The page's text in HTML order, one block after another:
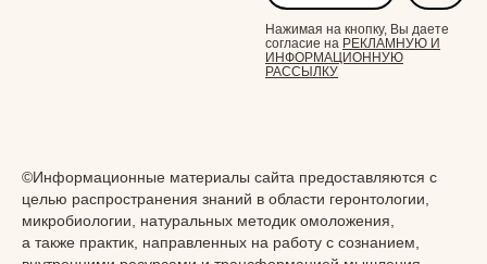
ПРИОБРЕСТИ VIP- АБОНЕМЕНТ НА 2
Нажимая на кнопку, Вы даете
согласие на РЕКЛАМНУЮ И
ИНФОРМАЦИОННУЮ
РАССЫЛКУ
©Информационные материалы сайта предоставляются с
целью распространения знаний в области геронтологии,
микробиологии, натуральных методик омоложения,
а также практик, направленных на работу с сознанием,